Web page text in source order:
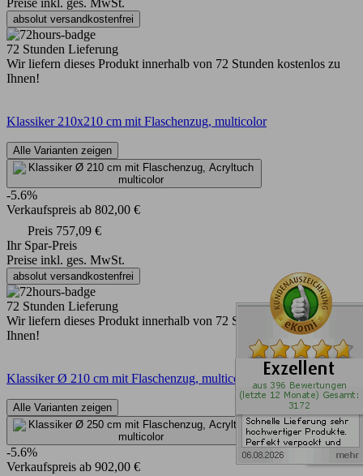
Preise inkl. ges. MwSt.
absolut versandkostenfrei
72 Stunden Lieferung
Wir liefern dieses Produkt innerhalb von 72 Stunden kostenlos zu
Ihnen!
Klassiker 210x210 cm mit Flaschenzug, multicolor
Alle Varianten zeigen
-5.6%
Verkaufspreis ab 802,00 €
Preis 757,09 €
Ihr Spar-Preis
Preise inkl. ges. MwSt.
absolut versandkostenfrei
72 Stunden Lieferung
Wir liefern dieses Produkt innerhalb von 72 Stunden kostenlos zu
Ihnen!
Klassiker Ø 210 cm mit Flaschenzug, multicolor
Alle Varianten zeigen
-5.6%
Verkaufspreis ab 902,00 €